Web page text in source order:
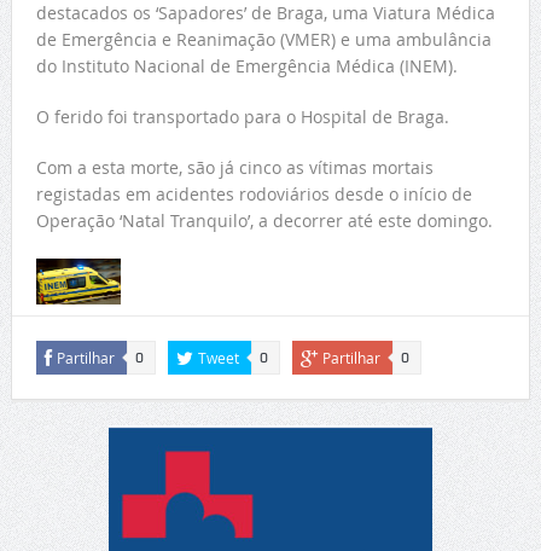
destacados os ‘Sapadores’ de Braga, uma Viatura Médica
de Emergência e Reanimação (VMER) e uma ambulância
do Instituto Nacional de Emergência Médica (INEM).
O ferido foi transportado para o Hospital de Braga.
Com a esta morte, são já cinco as vítimas mortais
registadas em acidentes rodoviários desde o início de
Operação ‘Natal Tranquilo’, a decorrer até este domingo.
Partilhar 0 Tweet 0 Partilhar 0